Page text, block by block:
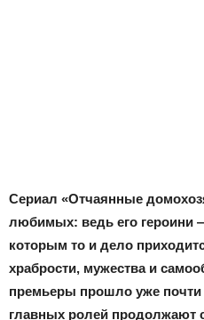
Сериал «Отчаянные
любимых: ведь его
которым то и дело
храбрости, мужества и
премьеры прошло уже
главных ролей продолжают